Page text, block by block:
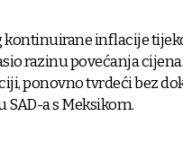
inflacije
razinu povećanja
ponovno tvrdeći bez
a s Meksikom.